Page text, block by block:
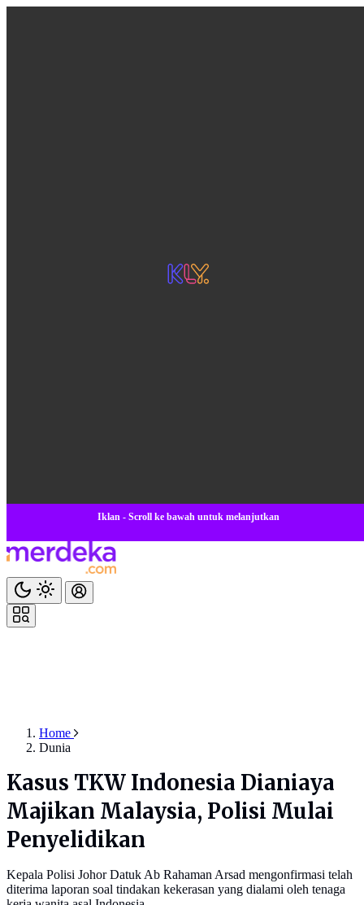
Iklan - Scroll ke bawah untuk melanjutkan
Home
Dunia
Kasus TKW Indonesia Dianiaya
Majikan Malaysia, Polisi Mulai
Penyelidikan
Kepala Polisi Johor Datuk Ab Rahaman Arsad mengonfirmasi telah
diterima laporan soal tindakan kekerasan yang dialami oleh tenaga